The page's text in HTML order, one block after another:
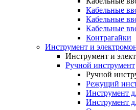
Кабельные
Кабельные
Кабельные
Контрагайки
Инструмент и
Инструмент и
Ручной инструмент
Ручной
Режущий
Инструмент
Инструмент